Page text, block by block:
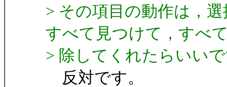
> その項目の動作は，
すべて見つけて，すべ
> 除してくれたらいい
反対です。